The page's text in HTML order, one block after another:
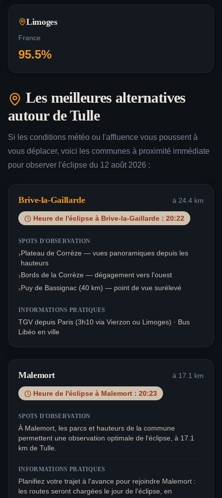
Limoges
France
95.5%
Les meilleures alternatives
autour deTulle
Si les conditions météo ou l'affluence vous poussent à
vous déplacer, voici les communes à proximité immédiate
pour observer l'éclipse du 12 août 2026 :
Brive-la-Gaillarde à 24.4 km
Heure de l'éclipse à Brive-la-Gaillarde : 20:22
SPOTS D'OBSERVATION
›Plateau de Corrèze — vues panoramiques depuis les
hauteurs
›Bords de la Corrèze — dégagement vers l'ouest
›Puy de Bassignac (40 km) — point de vue surélevé
INFORMATIONS PRATIQUES
TGV depuis Paris (3h10 via Vierzon ou Limoges) · Bus
Libéo en ville
Malemort à 17.1 km
Heure de l'éclipse à Malemort : 20:23
SPOTS D'OBSERVATION
À Malemort, les parcs et hauteurs de la commune
permettent une observation optimale de l'éclipse, à 17.1
km de Tulle.
INFORMATIONS PRATIQUES
Planifiez votre trajet à l'avance pour rejoindre Malemort :
les routes seront chargées le jour de l'éclipse, en